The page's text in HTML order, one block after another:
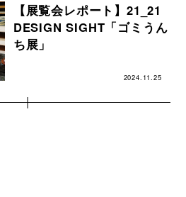
【展覧会レポート】21_21
DESIGN SIGHT「ゴミうん
ち展」
2024.11.25